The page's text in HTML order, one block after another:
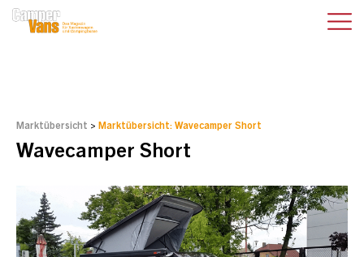
Marktübersicht > Marktübersicht: Wavecamper Short
Wavecamper Short